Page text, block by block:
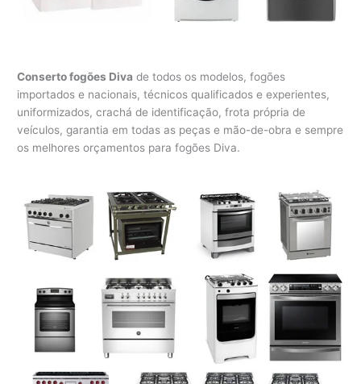
Conserto fogões Diva de todos os modelos, fogões
importados e nacionais, técnicos qualificados e experientes,
uniformizados, crachá de identificação, frota própria de
veículos, garantia em todas as peças e mão-de-obra e sempre
os melhores orçamentos para fogões Diva.